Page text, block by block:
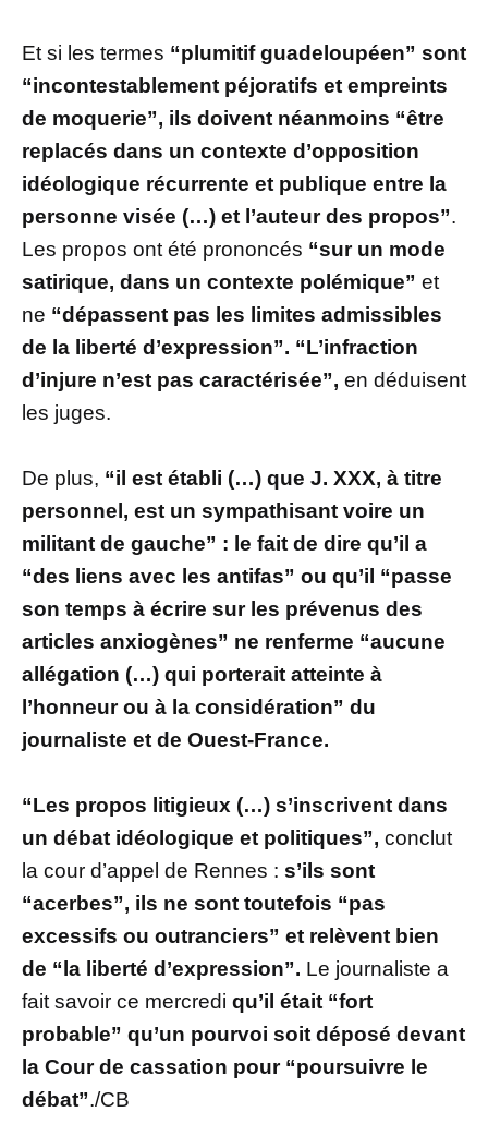
Et si les termes “plumitif guadeloupéen” sont
“incontestablement péjoratifs et empreints
de moquerie”, ils doivent néanmoins “être
replacés dans un contexte d’opposition
idéologique récurrente et publique entre la
personne visée (…) et l’auteur des propos”.
Les propos ont été prononcés “sur un mode
satirique, dans un contexte polémique” et
ne “dépassent pas les limites admissibles
de la liberté d’expression”. “L’infraction
d’injure n’est pas caractérisée”, en déduisent
les juges.
De plus, “il est établi (…) que J. XXX, à titre
personnel, est un sympathisant voire un
militant de gauche” : le fait de dire qu’il a
“des liens avec les antifas” ou qu’il “passe
son temps à écrire sur les prévenus des
articles anxiogènes” ne renferme “aucune
allégation (…) qui porterait atteinte à
l’honneur ou à la considération” du
journaliste et de Ouest-France.
“Les propos litigieux (…) s’inscrivent dans
un débat idéologique et politiques”, conclut
la cour d’appel de Rennes : s’ils sont
“acerbes”, ils ne sont toutefois “pas
excessifs ou outranciers” et relèvent bien
de “la liberté d’expression”. Le journaliste a
fait savoir ce mercredi qu’il était “fort
probable” qu’un pourvoi soit déposé devant
la Cour de cassation pour “poursuivre le
débat”./CB